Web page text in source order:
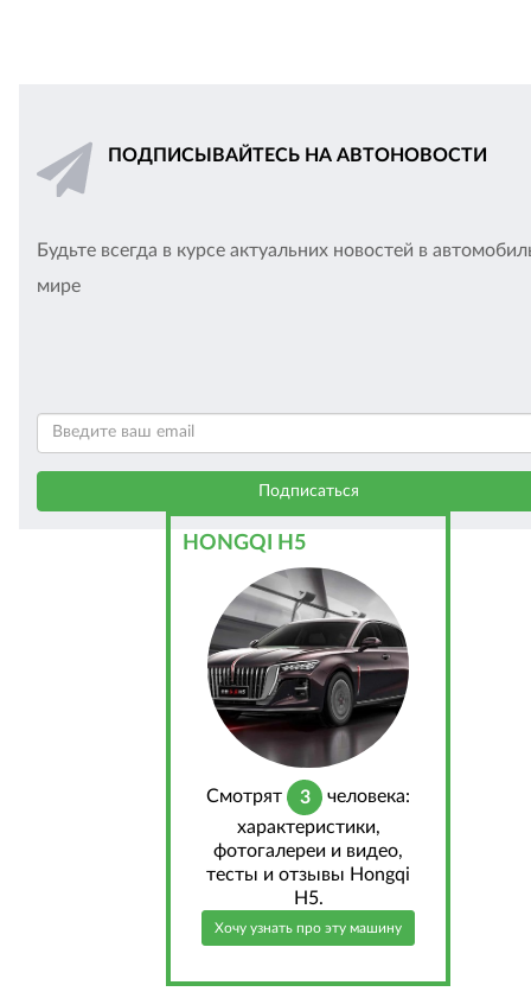
ПОДПИСЫВАЙТЕСЬ НА АВТОНОВОСТИ
Будьте всегда в курсе актуальних новостей в
мире
HONGQI H5
Cмотрят 3
человека:
характеристики,
фотогалереи и видео,
тесты и отзывы Hongqi
H5.
Хочу узнать про эту машину